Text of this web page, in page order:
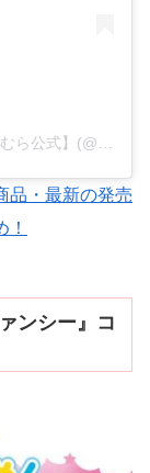
品・最新の発売
ンシー』コ